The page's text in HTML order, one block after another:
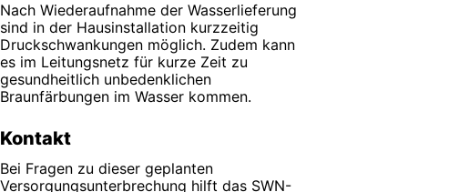
Nach Wiederaufnahme der Wasserlieferung
sind in der Hausinstallation kurzzeitig
Druckschwankungen möglich. Zudem kann
es im Leitungsnetz für kurze Zeit zu
gesundheitlich unbedenklichen
Braunfärbungen im Wasser kommen.
Kontakt
Bei Fragen zu dieser geplanten
Versorgungsunterbrechung hilft das SWN-